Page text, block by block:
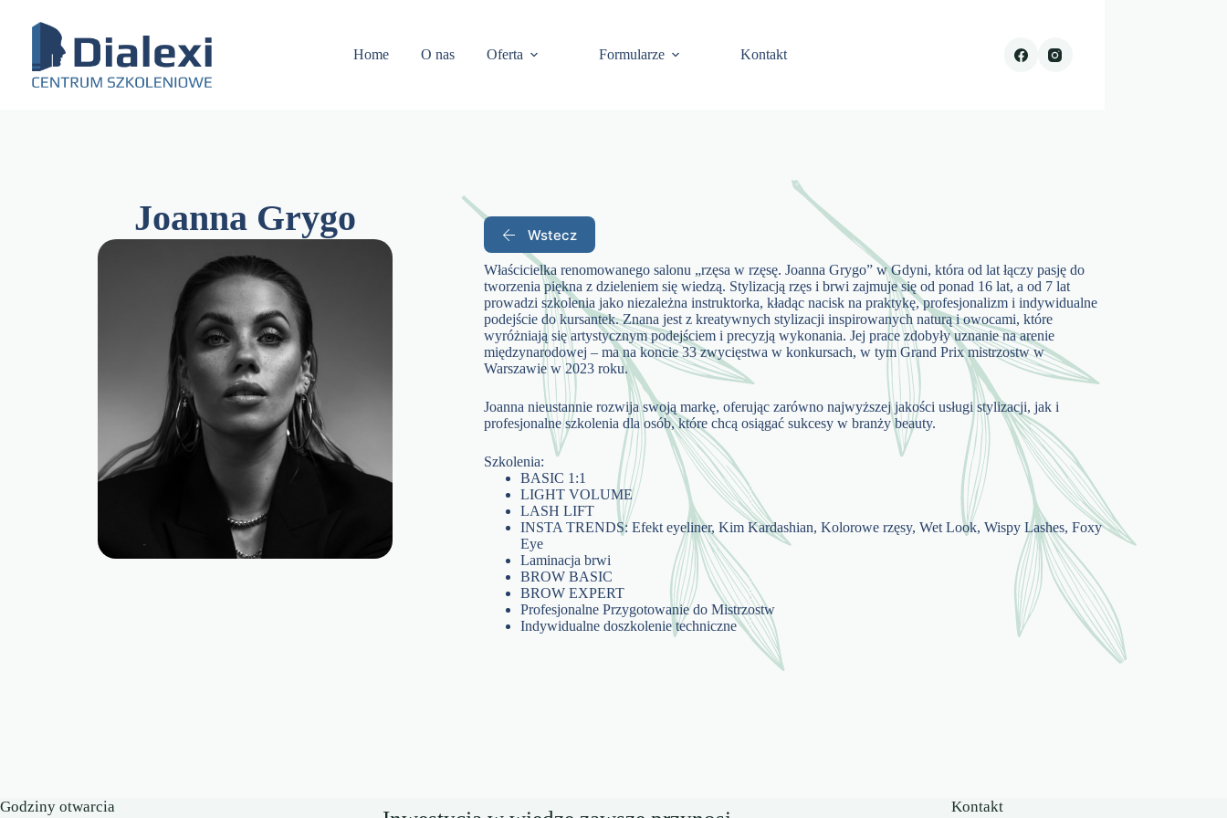
Home
O nas Oferta Formularze Kontakt
Joanna Grygo Wstecz
Właścicielka renomowanego salonu „rzęsa w rzęsę. Joanna Grygo” w Gdyni, która od lat łączy pasję do
tworzenia piękna z dzieleniem się wiedzą. Stylizacją rzęs i brwi zajmuje się od ponad 16 lat, a od 7 lat
prowadzi szkolenia jako niezależna instruktorka, kładąc nacisk na praktykę, profesjonalizm i indywidualne
podejście do kursantek. Znana jest z kreatywnych stylizacji inspirowanych naturą i owocami, które
wyróżniają się artystycznym podejściem i precyzją wykonania. Jej prace zdobyły uznanie na arenie
międzynarodowej – ma na koncie 33 zwycięstwa w konkursach, w tym Grand Prix mistrzostw w
Warszawie w 2023 roku.
Joanna nieustannie rozwija swoją markę, oferując zarówno najwyższej jakości usługi stylizacji, jak i
profesjonalne szkolenia dla osób, które chcą osiągać sukcesy w branży beauty.
Szkolenia:
BASIC 1:1
LIGHT VOLUME
LASH LIFT
INSTA TRENDS: Efekt eyeliner, Kim Kardashian, Kolorowe rzęsy, Wet Look, Wispy Lashes, Foxy
Eye
Laminacja brwi
BROW BASIC
BROW EXPERT
Profesjonalne Przygotowanie do Mistrzostw
Indywidualne doszkolenie techniczne
Godziny otwarcia Kontakt